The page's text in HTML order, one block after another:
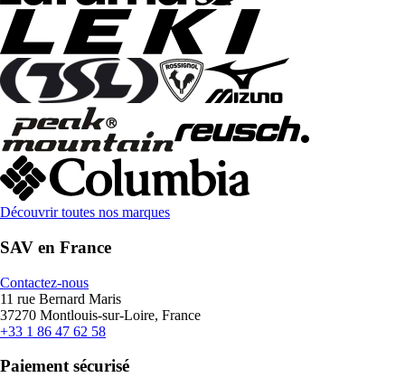
Découvrir toutes nos marques
SAV en France
Contactez-nous
11 rue Bernard Maris
37270 Montlouis-sur-Loire, France
+33 1 86 47 62 58
Paiement sécurisé